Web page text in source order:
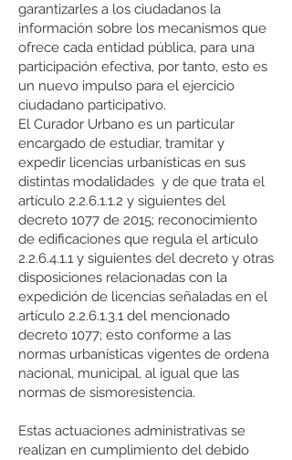
garantizarles a los ciudadanos la
información sobre los mecanismos que
ofrece cada entidad pública, para una
participación efectiva, por tanto, esto es
un nuevo impulso para el ejercicio
ciudadano participativo.
El Curador Urbano es un particular
encargado de estudiar, tramitar y
expedir licencias urbanísticas en sus
distintas modalidades y de que trata el
artículo 2.2.6.1.1.2 y siguientes del
decreto 1077 de 2015; reconocimiento
de edificaciones que regula el artículo
2.2.6.4.1.1 y siguientes del decreto y otras
disposiciones relacionadas con la
expedición de licencias señaladas en el
artículo 2.2.6.1.3.1 del mencionado
decreto 1077; esto conforme a las
normas urbanísticas vigentes de ordena
nacional, municipal, al igual que las
normas de sismoresistencia.
Estas actuaciones administrativas se
realizan en cumplimiento del debido